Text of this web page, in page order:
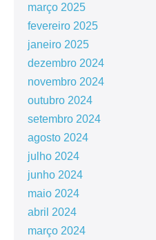
março 2025
fevereiro 2025
janeiro 2025
dezembro 2024
novembro 2024
outubro 2024
setembro 2024
agosto 2024
julho 2024
junho 2024
maio 2024
abril 2024
março 2024